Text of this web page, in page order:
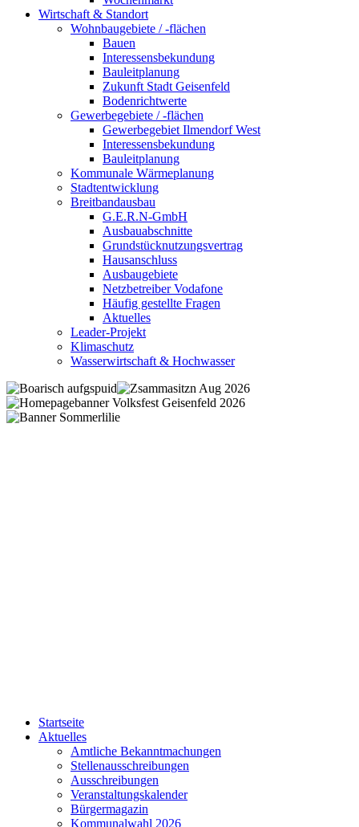
Wirtschaft & Standort
Wohnbaugebiete / -flächen
Bauen
Interessensbekundung
Bauleitplanung
Zukunft Stadt Geisenfeld
Bodenrichtwerte
Gewerbegebiete / -flächen
Gewerbegebiet Ilmendorf West
Interessensbekundung
Bauleitplanung
Kommunale Wärmeplanung
Stadtentwicklung
Breitbandausbau
G.E.R.N-GmbH
Ausbauabschnitte
Grundstücknutzungsvertrag
Hausanschluss
Ausbaugebiete
Netzbetreiber Vodafone
Häufig gestellte Fragen
Aktuelles
Leader-Projekt
Klimaschutz
Wasserwirtschaft & Hochwasser
Startseite
Aktuelles
Amtliche Bekanntmachungen
Stellenausschreibungen
Ausschreibungen
Veranstaltungskalender
Bürgermagazin
Kommunalwahl 2026